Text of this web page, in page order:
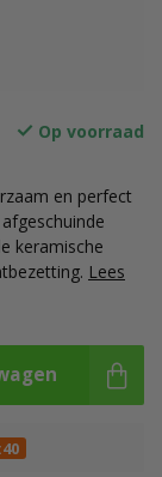
Op voorraad
en perfect
keramische
Lees